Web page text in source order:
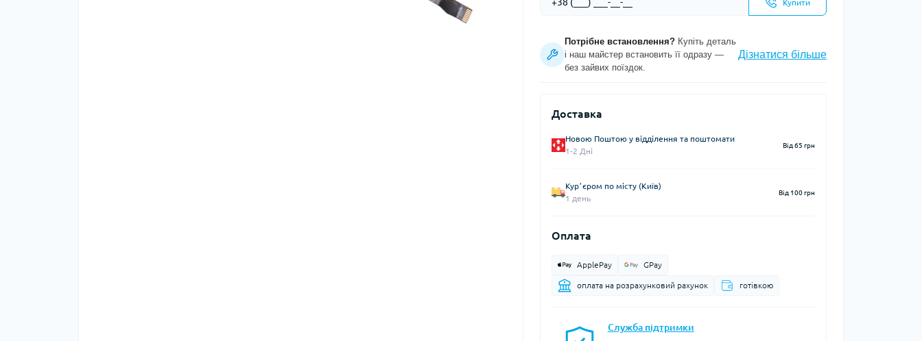
Купити
Потрібне встановлення?Купіть деталь
і наш майстер встановить її одразу —
без зайвих поїздок.
Дізнатися більше
Доставка
Новою Поштою у відділення та поштомати
1-2 Дні
Від 65 грн
Курʼєром по місту (Київ)
1 день
Від 100 грн
Оплата
ApplePay GPay
оплата на розрахунковий рахунок готівкою
Служба підтримки